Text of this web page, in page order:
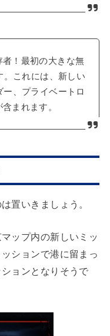
！最初の大きな無
。これには、新しい
、プライベートロ
まれます。
置いきましょう。
ップ内の新しいミッ
ションで港に留まっ
ョンとなりそうで